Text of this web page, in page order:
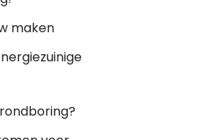
maken